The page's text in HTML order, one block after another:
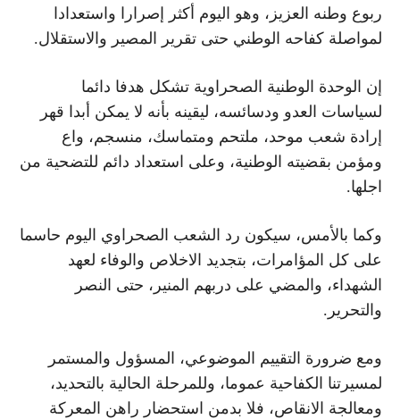
ربوع وطنه العزيز، وهو اليوم أكثر إصرارا واستعدادا
لمواصلة كفاحه الوطني حتى تقرير المصير والاستقلال.
إن الوحدة الوطنية الصحراوية تشكل هدفا دائما
لسياسات العدو ودسائسه، ليقينه بأنه لا يمكن أبدا قهر
إرادة شعب موحد، ملتحم ومتماسك، منسجم، واع
ومؤمن بقضيته الوطنية، وعلى استعداد دائم للتضحية من
اجلها.
وكما بالأمس، سيكون رد الشعب الصحراوي اليوم حاسما
على كل المؤامرات، بتجديد الاخلاص والوفاء لعهد
الشهداء، والمضي على دربهم المنير، حتى النصر
والتحرير.
ومع ضرورة التقييم الموضوعي، المسؤول والمستمر
لمسيرتنا الكفاحية عموما، وللمرحلة الحالية بالتحديد،
ومعالجة الانقاص، فلا بدمن استحضار راهن المعركة